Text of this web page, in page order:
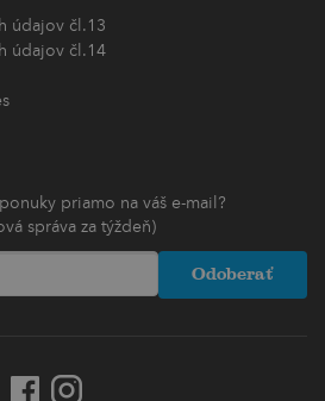
údajov čl.13
údajov čl.14
priamo na váš e-mail?
správa za týždeň)
Odoberať